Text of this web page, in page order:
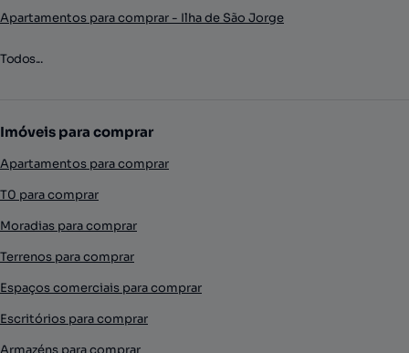
Apartamentos para comprar - Ilha de São Jorge
Todos...
Imóveis para comprar
Apartamentos para comprar
T0 para comprar
Moradias para comprar
Terrenos para comprar
Espaços comerciais para comprar
Escritórios para comprar
Armazéns para comprar